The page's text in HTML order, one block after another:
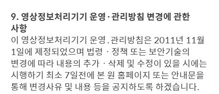
9. 영상정보처리기기 운영·관리방침 변경에 관한
사항
이 영상정보처리기기 운영․관리방침은 2011년 11월
1일에 제정되었으며 법령ㆍ정책 또는 보안기술의
변경에 따라 내용의 추가ㆍ삭제 및 수정이 있을 시에는
시행하기 최소 7일전에 본 원 홈페이지 또는 안내문을
통해 변경사유 및 내용 등을 공지하도록 하겠습니다.